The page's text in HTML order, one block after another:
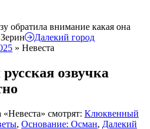
обратила внимание какая она
Далекий город
» Невеста
озвучка
смотрят: Клюквенный
, Основание: Осман, Далекий